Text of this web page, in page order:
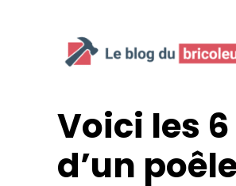
Voici les
d’un